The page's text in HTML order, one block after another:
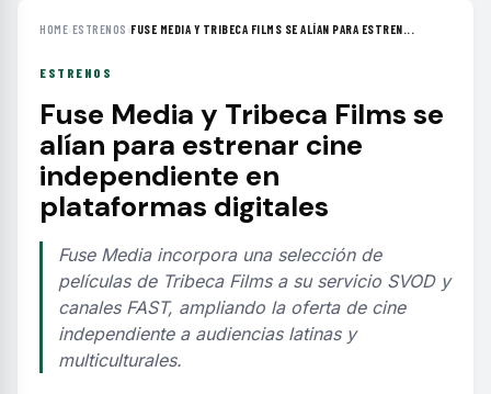
HOME›ESTRENOS ›FUSE MEDIA Y TRIBECA FILMS SE ALÍAN PARA ESTREN...
ESTRENOS
Fuse Media y Tribeca Films se
alían para estrenar cine
independiente en
plataformas digitales
Fuse Media incorpora una selección de
películas de Tribeca Films a su servicio SVOD y
canales FAST, ampliando la oferta de cine
independiente a audiencias latinas y
multiculturales.